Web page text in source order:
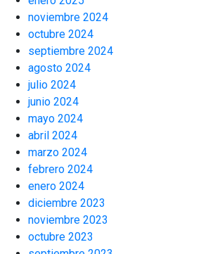
noviembre 2024
octubre 2024
septiembre 2024
agosto 2024
julio 2024
junio 2024
mayo 2024
abril 2024
marzo 2024
febrero 2024
enero 2024
diciembre 2023
noviembre 2023
octubre 2023